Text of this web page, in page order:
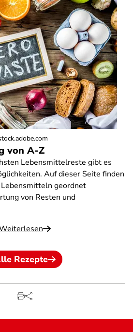
von A-Z
Lebensmittelreste gibt es
Auf dieser Seite finden
Lebensmitteln geordnet
von Resten und
Rezepte